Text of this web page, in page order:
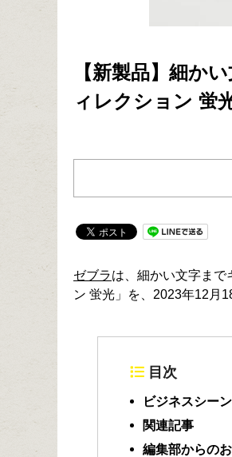
【新製品】細か
ィレクション 蛍光
ゼブラは、細かい文字まで
ン 蛍光」を、2023年12月
目次
ビジネスシー
関連記事
編集部からの